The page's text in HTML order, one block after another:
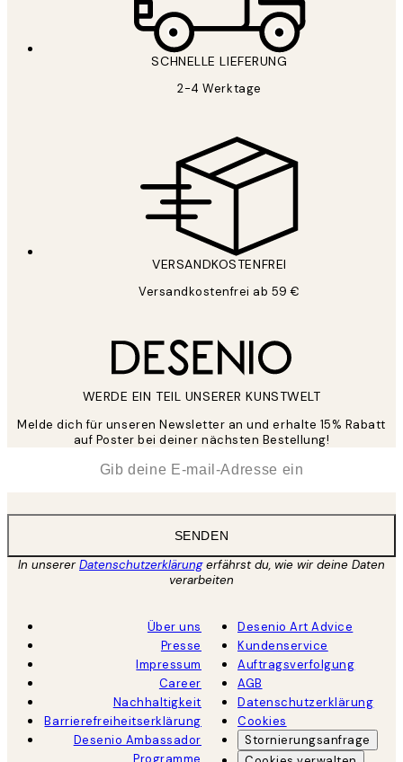
SCHNELLE LIEFERUNG
2-4 Werktage
VERSANDKOSTENFREI
Versandkostenfrei ab 59 €
WERDE EIN TEIL UNSERER KUNSTWELT
Melde dich für unseren Newsletter an und erhalte 15% Rabatt
auf Poster bei deiner nächsten Bestellung!
SENDEN
In unsererDatenschutzerklärungerfährst du, wie wir deine Daten
verarbeiten
Über uns
Presse
Impressum
Career
Nachhaltigkeit
Barrierefreiheitserklärung
Desenio Ambassador
Programme
Desenio Art Advice
Kundenservice
Auftragsverfolgung
AGB
Datenschutzerklärung
Cookies
Stornierungsanfrage